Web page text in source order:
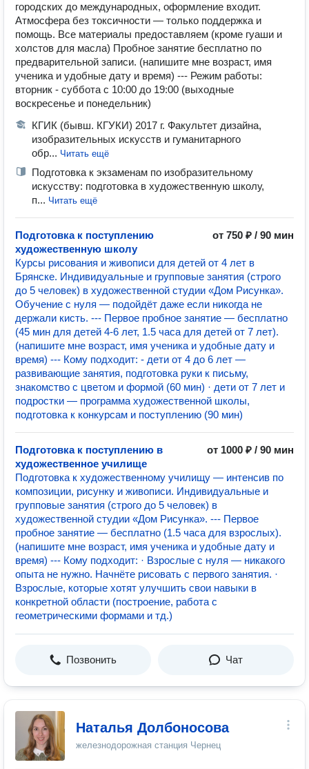
городских до международных, оформление входит.
Атмосфера без токсичности — только поддержка и
помощь. Все материалы предоставляем (кроме гуаши и
холстов для масла) Пробное занятие бесплатно по
предварительной записи. (напишите мне возраст, имя
ученика и удобные дату и время) --- Режим работы:
вторник - суббота с 10:00 до 19:00 (выходные
воскресенье и понедельник)
КГИК (бывш. КГУКИ) 2017 г. Факультет дизайна,
изобразительных искусств и гуманитарного
обр... Читать ещё
Подготовка к экзаменам по изобразительному
искусству: подготовка в художественную школу,
п... Читать ещё
Подготовка к поступлению
художественную школу
от 750 ₽ / 90 мин
Курсы рисования и живописи для детей от 4 лет в
Брянске. Индивидуальные и групповые занятия (строго
до 5 человек) в художественной студии «Дом Рисунка».
Обучение с нуля — подойдёт даже если никогда не
держали кисть. --- Первое пробное занятие — бесплатно
(45 мин для детей 4-6 лет, 1.5 часа для детей от 7 лет).
(напишите мне возраст, имя ученика и удобные дату и
время) --- Кому подходит: - дети от 4 до 6 лет —
развивающие занятия, подготовка руки к письму,
знакомство с цветом и формой (60 мин) · дети от 7 лет и
подростки — программа художественной школы,
подготовка к конкурсам и поступлению (90 мин)
Подготовка к поступлению в
художественное училище
от 1000 ₽ / 90 мин
Подготовка к художественному училищу — интенсив по
композиции, рисунку и живописи. Индивидуальные и
групповые занятия (строго до 5 человек) в
художественной студии «Дом Рисунка». --- Первое
пробное занятие — бесплатно (1.5 часа для взрослых).
(напишите мне возраст, имя ученика и удобные дату и
время) --- Кому подходит: · Взрослые с нуля — никакого
опыта не нужно. Начнёте рисовать с первого занятия. ·
Взрослые, которые хотят улучшить свои навыки в
конкретной области (построение, работа с
геометрическими формами и тд.)
Позвонить Чат
Наталья Долбоносова
железнодорожная станция Чернец